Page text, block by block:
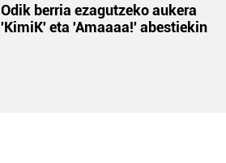
Odik berria ezagutzeko aukera
'KimiK' eta 'Amaaaa!' abestiekin